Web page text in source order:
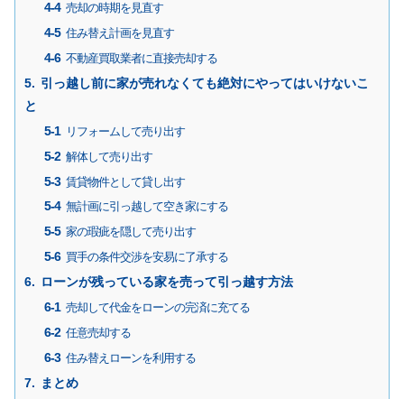
売却の時期を見直す
住み替え計画を見直す
不動産買取業者に直接売却する
引っ越し前に家が売れなくても絶対にやってはいけないこ
と
リフォームして売り出す
解体して売り出す
賃貸物件として貸し出す
無計画に引っ越して空き家にする
家の瑕疵を隠して売り出す
買手の条件交渉を安易に了承する
ローンが残っている家を売って引っ越す方法
売却して代金をローンの完済に充てる
任意売却する
住み替えローンを利用する
まとめ